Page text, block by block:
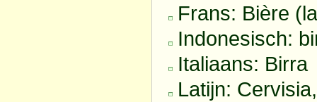
Frans: Bière
Indonesisch:
Italiaans: Birra
Latijn: